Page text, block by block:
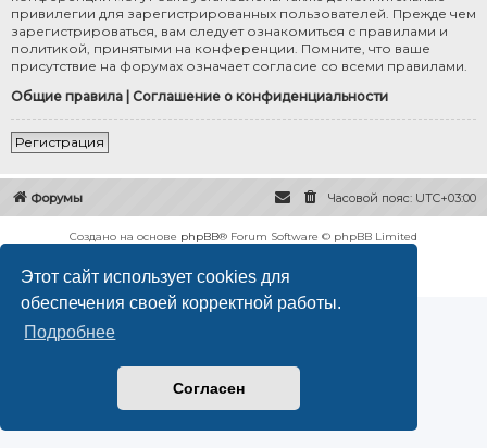
Этот сайт использует cookies для
обеспечения своей корректной работы.
Подробнее
Согласен
привилегии для зарегистрированных пользователей. Прежде чем
зарегистрироваться, вам следует ознакомиться с правилами и
политикой, принятыми на конференции. Помните, что ваше
присутствие на форумах означает согласие со всеми правилами.
Общие правила Соглашение о конфиденциальности
Регистрация
Форумы Часовой пояс: UTC+03:00
Создано на основе phpBB® Forum Software © phpBB Limited
Конфиденциальность|Правила